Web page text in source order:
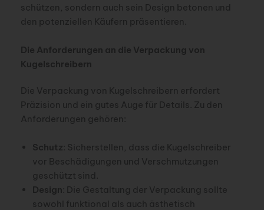
schützen, sondern auch sein Design betonen und
den potenziellen Käufern präsentieren.
Die Anforderungen an die Verpackung von
Kugelschreibern
Die Verpackung von Kugelschreibern erfordert
Präzision und ein gutes Auge für Details. Zu den
Anforderungen gehören:
Schutz : Sicherstellen, dass die Kugelschreiber
vor Beschädigungen und Verschmutzungen
geschützt sind.
Design : Die Gestaltung der Verpackung sollte
sowohl funktional als auch ästhetisch